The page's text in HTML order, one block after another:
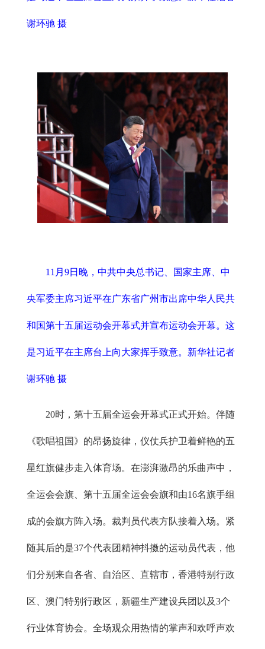
谢环驰 摄
11月9日晚，中共中央总书记、国家主席、中
央军委主席习近平在广东省广州市出席中华人民共
和国第十五届运动会开幕式并宣布运动会开幕。这
是习近平在主席台上向大家挥手致意。新华社记者
谢环驰 摄
20时，第十五届全运会开幕式正式开始。伴随
《歌唱祖国》的昂扬旋律，仪仗兵护卫着鲜艳的五
星红旗健步走入体育场。在澎湃激昂的乐曲声中，
全运会会旗、第十五届全运会会旗和由16名旗手组
成的会旗方阵入场。裁判员代表方队接着入场。紧
随其后的是37个代表团精神抖擞的运动员代表，他
们分别来自各省、自治区、直辖市，香港特别行政
区、澳门特别行政区，新疆生产建设兵团以及3个
行业体育协会。全场观众用热情的掌声和欢呼声欢